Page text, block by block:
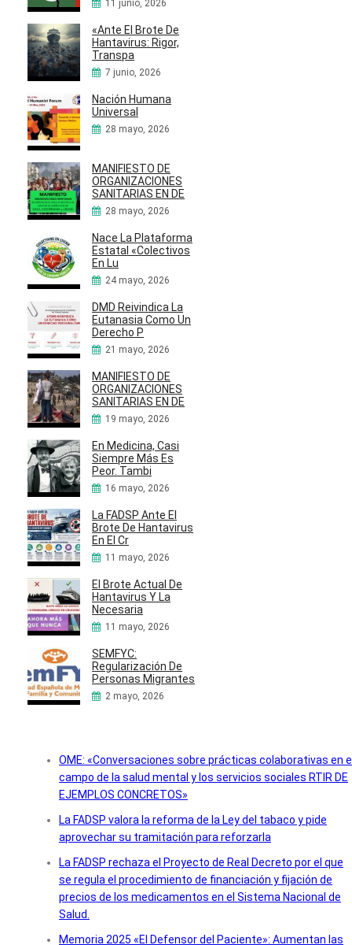
11 junio, 2026
«Ante El Brote De
Hantavirus: Rigor,
Transpa
7 junio, 2026
Nación Humana
Universal
28 mayo, 2026
MANIFIESTO DE
ORGANIZACIONES
SANITARIAS EN DE
28 mayo, 2026
Nace La Plataforma
Estatal «Colectivos
En Lu
24 mayo, 2026
DMD Reivindica La
Eutanasia Como Un
Derecho P
21 mayo, 2026
MANIFIESTO DE
ORGANIZACIONES
SANITARIAS EN DE
19 mayo, 2026
En Medicina, Casi
Siempre Más Es
Peor. Tambi
16 mayo, 2026
La FADSP Ante El
Brote De Hantavirus
En El Cr
11 mayo, 2026
El Brote Actual De
Hantavirus Y La
Necesaria
11 mayo, 2026
SEMFYC:
Regularización De
Personas Migrantes
2 mayo, 2026
OME: «Conversaciones sobre prácticas colaborativas en
campo de la salud mental y los servicios sociales RTIR DE
EJEMPLOS CONCRETOS»
La FADSP valora la reforma de la Ley del tabaco y pide
aprovechar su tramitación para reforzarla
La FADSP rechaza el Proyecto de Real Decreto por el que
se regula el procedimiento de financiación y fijación de
precios de los medicamentos en el Sistema Nacional de
Salud.
Memoria 2025 «El Defensor del Paciente»: Aumentan las